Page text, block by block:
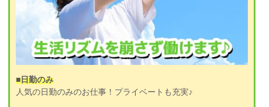
■日勤のみ
人気の日勤のみのお仕事！プライベートも充実♪